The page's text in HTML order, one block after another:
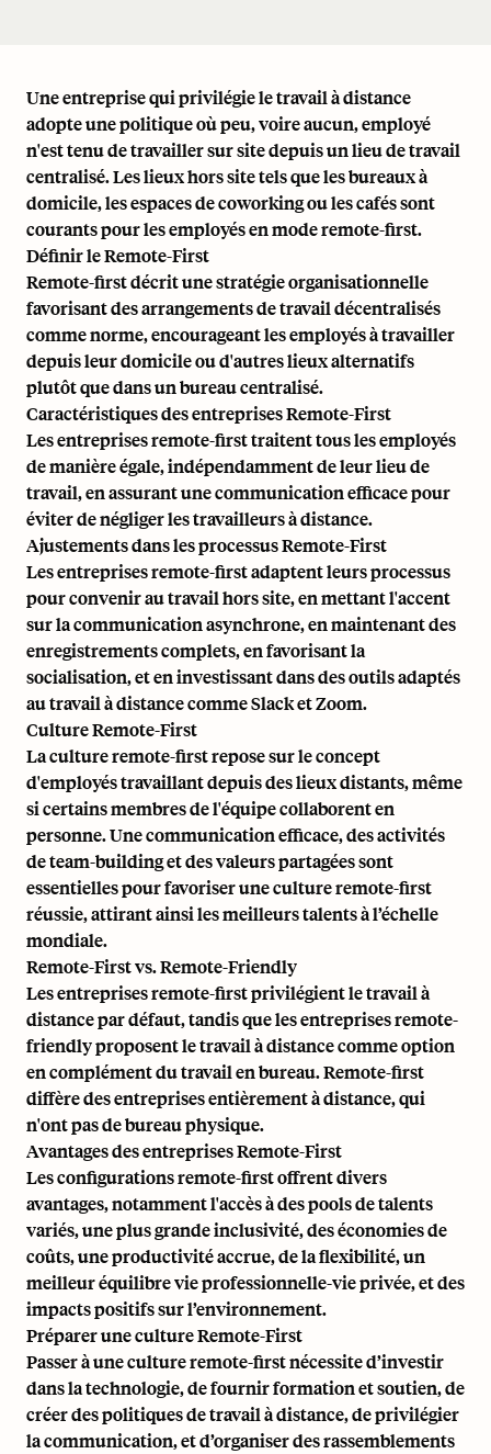
Une entreprise qui privilégie le travail à distance
adopte une politique où peu, voire aucun, employé
n'est tenu de travailler sur site depuis un lieu de travail
centralisé. Les lieux hors site tels que les bureaux à
domicile, les espaces de coworking ou les cafés sont
courants pour les employés en mode remote-first.
Définir le Remote-First
Remote-first décrit une stratégie organisationnelle
favorisant des arrangements de travail décentralisés
comme norme, encourageant les employés à travailler
depuis leur domicile ou d'autres lieux alternatifs
plutôt que dans un bureau centralisé.
Caractéristiques des entreprises Remote-First
Les entreprises remote-first traitent tous les employés
de manière égale, indépendamment de leur lieu de
travail, en assurant une communication efficace pour
éviter de négliger les travailleurs à distance.
Ajustements dans les processus Remote-First
Les entreprises remote-first adaptent leurs processus
pour convenir au travail hors site, en mettant l'accent
sur la communication asynchrone, en maintenant des
enregistrements complets, en favorisant la
socialisation, et en investissant dans des outils adaptés
au travail à distance comme Slack et Zoom.
Culture Remote-First
La culture remote-first repose sur le concept
d'employés travaillant depuis des lieux distants, même
si certains membres de l'équipe collaborent en
personne. Une communication efficace, des activités
de team-building et des valeurs partagées sont
essentielles pour favoriser une culture remote-first
réussie, attirant ainsi les meilleurs talents à l’échelle
mondiale.
Remote-First vs. Remote-Friendly
Les entreprises remote-first privilégient le travail à
distance par défaut, tandis que les entreprises remote-
friendly proposent le travail à distance comme option
en complément du travail en bureau. Remote-first
diffère des entreprises entièrement à distance, qui
n'ont pas de bureau physique.
Avantages des entreprises Remote-First
Les configurations remote-first offrent divers
avantages, notamment l'accès à des pools de talents
variés, une plus grande inclusivité, des économies de
coûts, une productivité accrue, de la flexibilité, un
meilleur équilibre vie professionnelle-vie privée, et des
impacts positifs sur l’environnement.
Préparer une culture Remote-First
Passer à une culture remote-first nécessite d’investir
dans la technologie, de fournir formation et soutien, de
créer des politiques de travail à distance, de privilégier
la communication, et d’organiser des rassemblements